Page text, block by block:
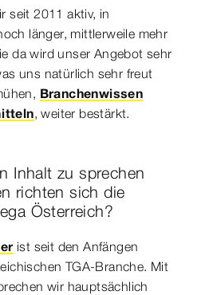
seit 2011 aktiv, in
länger, mittlerweile mehr
da wird unser Angebot sehr
uns natürlich sehr freut
Branchenwissen
, weiter bestärkt.
Inhalt zu sprechen
richten sich die
Österreich?
ist seit den Anfängen
TGA-Branche. Mit
wir hauptsächlich